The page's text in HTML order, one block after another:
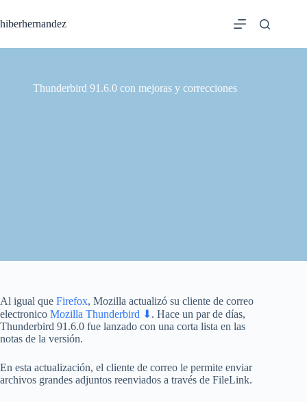
al
contenido
hiberhernandez
Thunderbird 91.6.0 con mejoras y correcciones
Al igual que Firefox, Mozilla actualizó su cliente de correo
electronico Mozilla Thunderbird ⬇. Hace un par de días,
Thunderbird 91.6.0 fue lanzado con una corta lista en las
notas de la versión.
En esta actualización, el cliente de correo le permite enviar
archivos grandes adjuntos reenviados a través de FileLink.